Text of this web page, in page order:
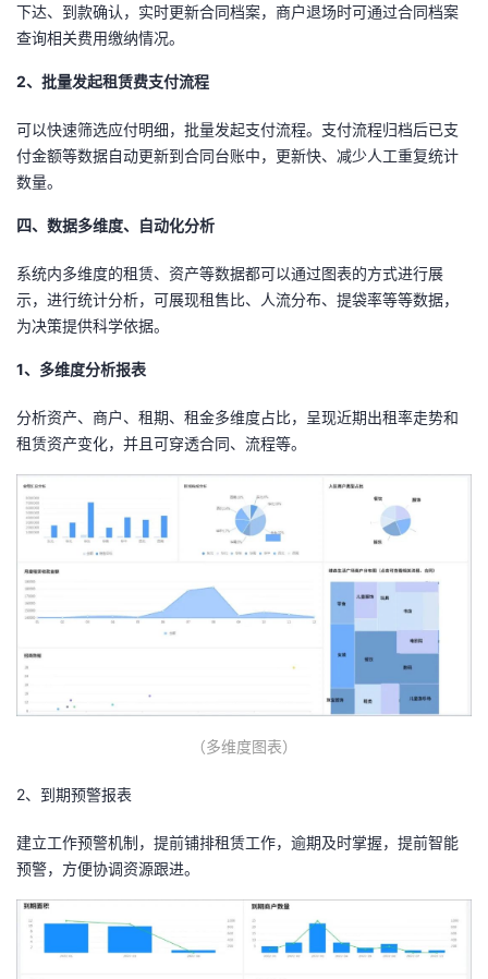
下达、到款确认，实时更新合同档案，商户退场时可通过合同档案
查询相关费用缴纳情况。
2、批量发起租赁费支付流程
可以快速筛选应付明细，批量发起支付流程。支付流程归档后已支
付金额等数据自动更新到合同台账中，更新快、减少人工重复统计
数量。
四、数据多维度、自动化分析
系统内多维度的租赁、资产等数据都可以通过图表的方式进行展
示，进行统计分析，可展现租售比、人流分布、提袋率等等数据，
为决策提供科学依据。
1、多维度分析报表
分析资产、商户、租期、租金多维度占比，呈现近期出租率走势和
租赁资产变化，并且可穿透合同、流程等。
（多维度图表）
2、到期预警报表
建立工作预警机制，提前铺排租赁工作，逾期及时掌握，提前智能
预警，方便协调资源跟进。